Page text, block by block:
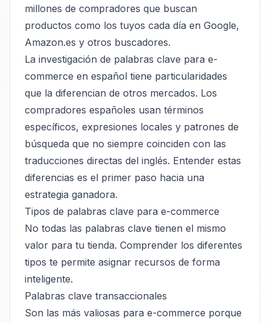
millones de compradores que buscan
productos como los tuyos cada día en Google,
Amazon.es y otros buscadores.
La investigación de palabras clave para e-
commerce en español tiene particularidades
que la diferencian de otros mercados. Los
compradores españoles usan términos
específicos, expresiones locales y patrones de
búsqueda que no siempre coinciden con las
traducciones directas del inglés. Entender estas
diferencias es el primer paso hacia una
estrategia ganadora.
Tipos de palabras clave para e-commerce
No todas las palabras clave tienen el mismo
valor para tu tienda. Comprender los diferentes
tipos te permite asignar recursos de forma
inteligente.
Palabras clave transaccionales
Son las más valiosas para e-commerce porque